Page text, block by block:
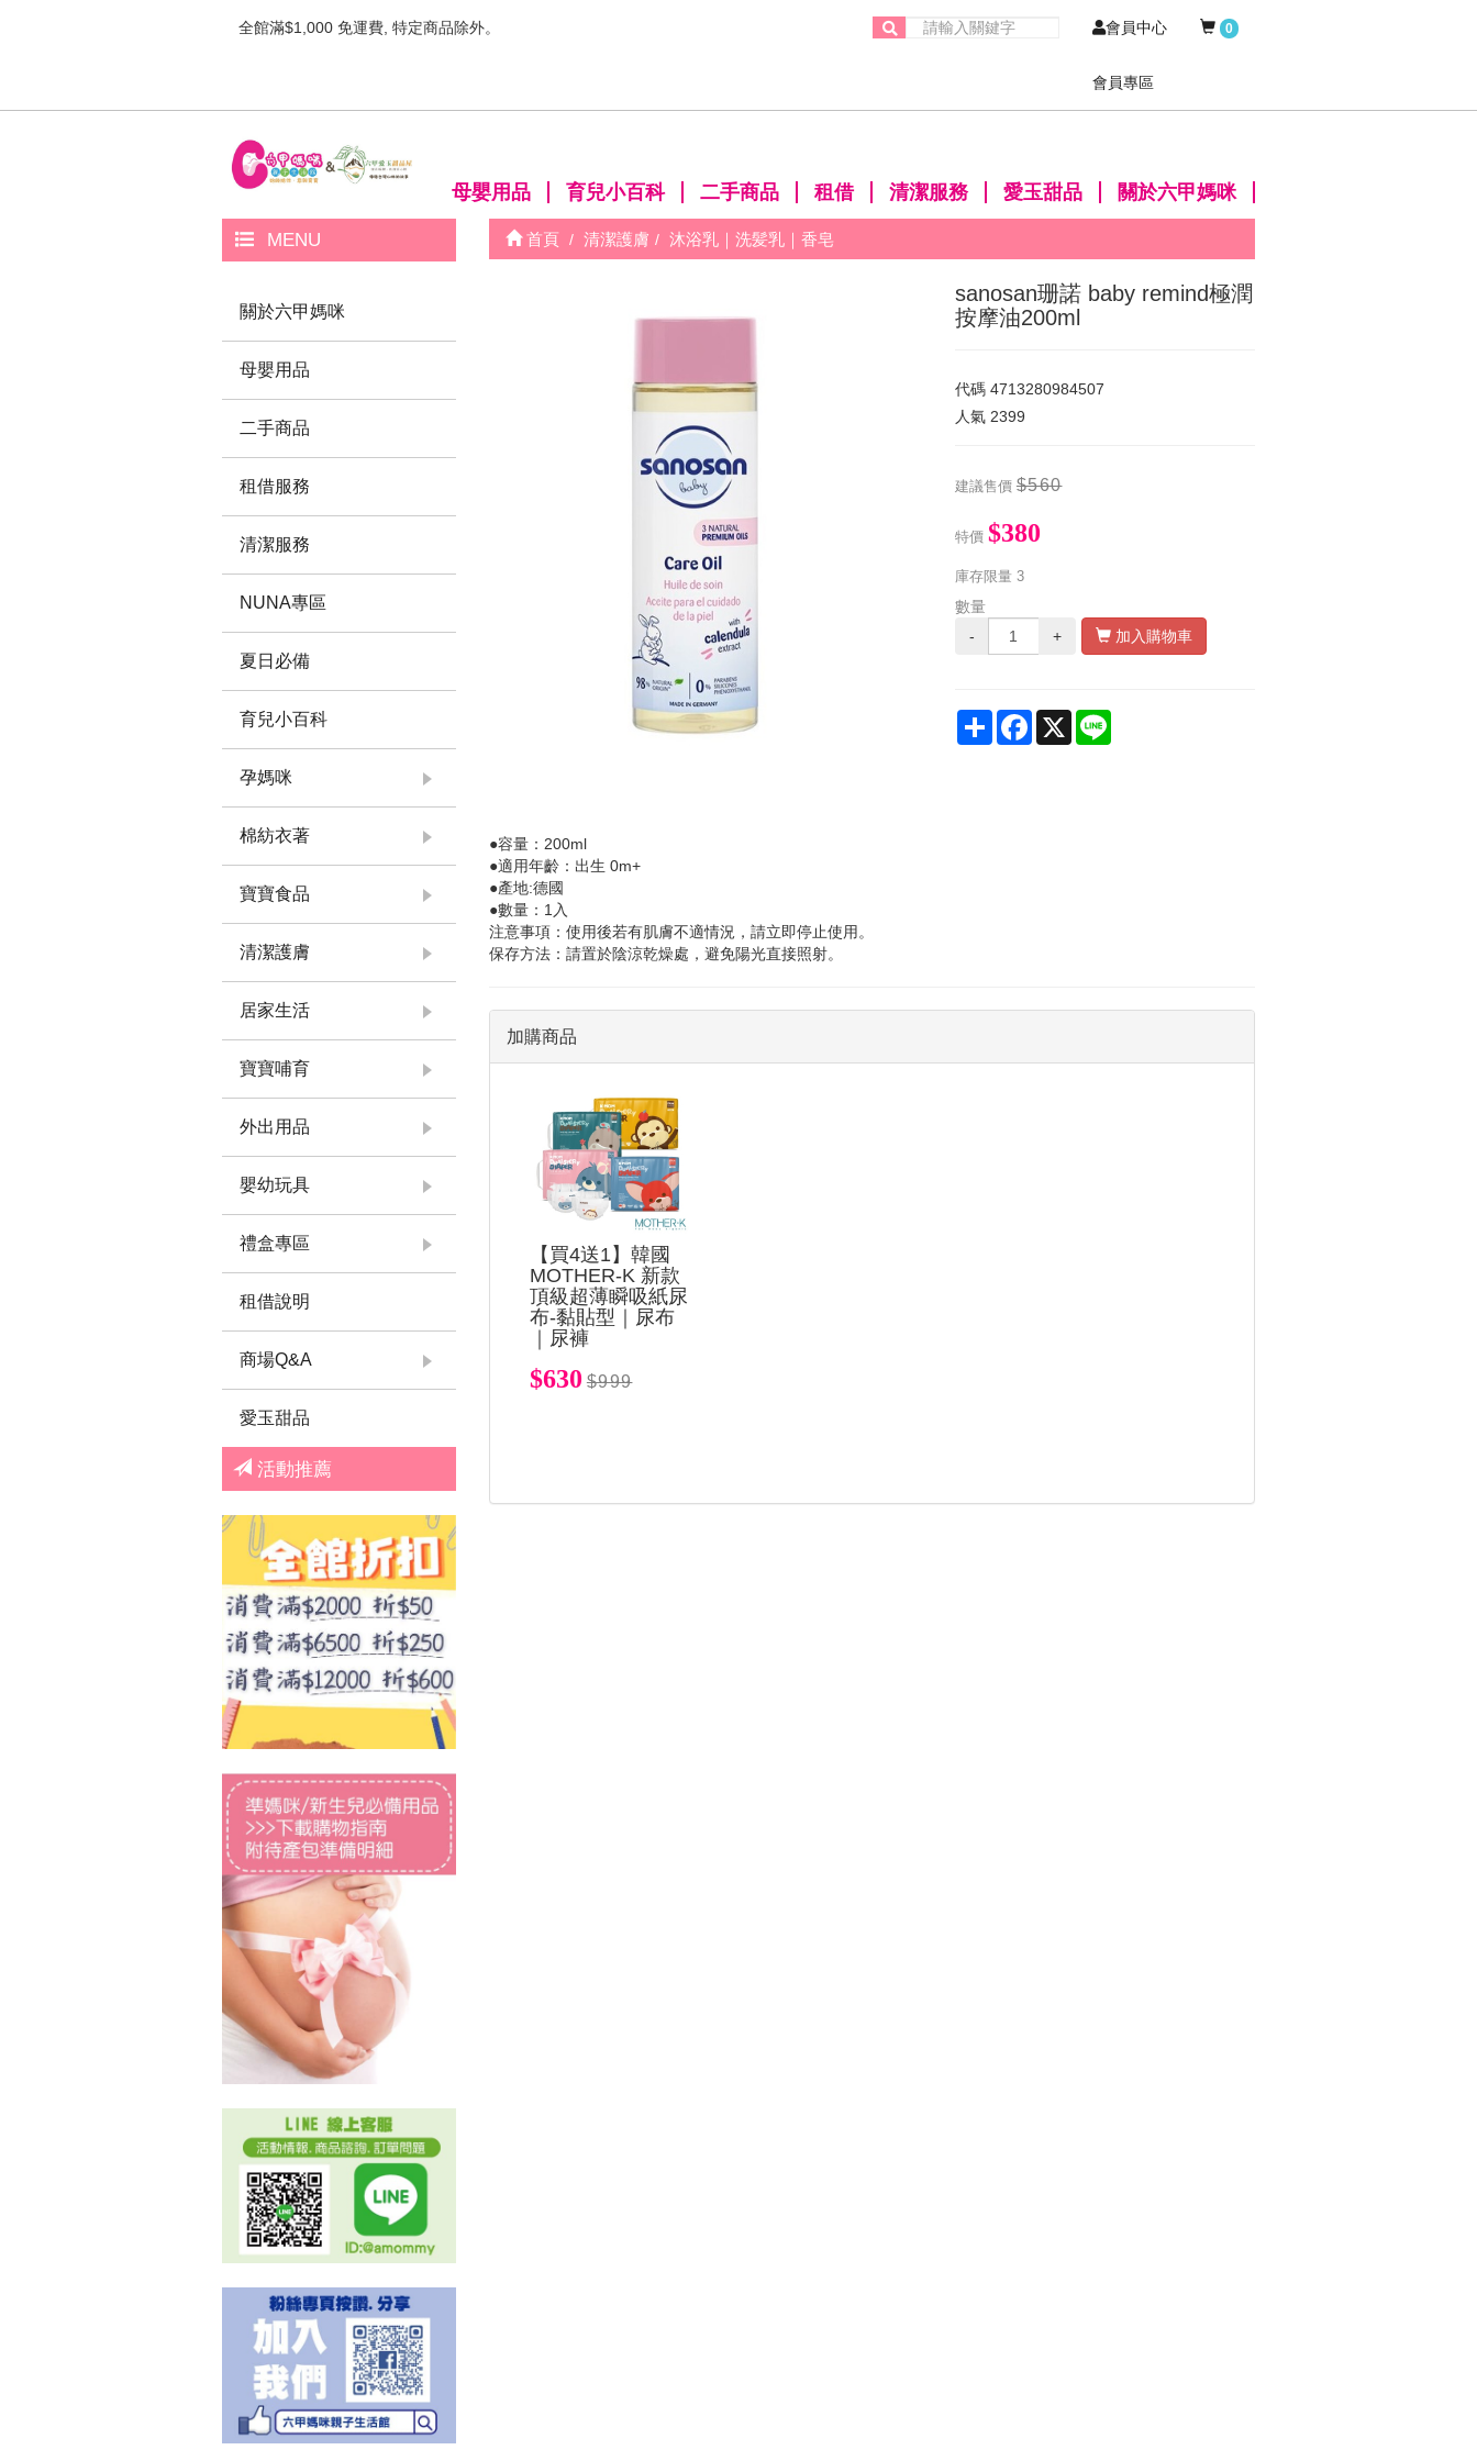
全館滿$1,000 免運費, 特定商品除外。 會員中心
會員專區
0
母嬰用品 育兒小百科 二手商品 租借 清潔服務 愛玉甜品 關於六甲媽咪
MENU
關於六甲媽咪
母嬰用品
二手商品
租借服務
清潔服務
NUNA專區
夏日必備
育兒小百科
孕媽咪
棉紡衣著
寶寶食品
清潔護膚
居家生活
寶寶哺育
外出用品
嬰幼玩具
禮盒專區
租借說明
商場Q&A
愛玉甜品
活動推薦
首頁 清潔護膚 沐浴乳｜洗髪乳｜香皂
sanosan珊諾 baby remind極潤
按摩油200ml
代碼 4713280984507
人氣 2399
建議售價 $560
特價 $380
庫存限量 3
數量
-
+ 加入購物車
ShareFacebook
X Line
●容量：200ml
●適用年齡：出生 0m+
●產地:德國
●數量：1入
注意事項：使用後若有肌膚不適情況，請立即停止使用。
保存方法：請置於陰涼乾燥處，避免陽光直接照射。
加購商品
【買4送1】韓國
MOTHER-K 新款
頂級超薄瞬吸紙尿
布-黏貼型｜尿布
｜尿褲
$630 $999